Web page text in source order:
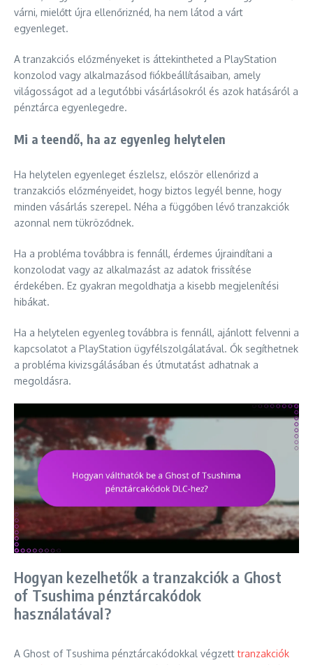
várni, mielőtt újra ellenőriznéd, ha nem látod a várt
egyenleget.
A tranzakciós előzményeket is áttekintheted a PlayStation
konzolod vagy alkalmazásod fiókbeállításaiban, amely
világosságot ad a legutóbbi vásárlásokról és azok hatásáról a
pénztárca egyenlegedre.
Mi a teendő, ha az egyenleg helytelen
Ha helytelen egyenleget észlelsz, először ellenőrizd a
tranzakciós előzményeidet, hogy biztos legyél benne, hogy
minden vásárlás szerepel. Néha a függőben lévő tranzakciók
azonnal nem tükröződnek.
Ha a probléma továbbra is fennáll, érdemes újraindítani a
konzolodat vagy az alkalmazást az adatok frissítése
érdekében. Ez gyakran megoldhatja a kisebb megjelenítési
hibákat.
Ha a helytelen egyenleg továbbra is fennáll, ajánlott felvenni a
kapcsolatot a PlayStation ügyfélszolgálatával. Ők segíthetnek
a probléma kivizsgálásában és útmutatást adhatnak a
megoldásra.
Hogyan kezelhetők a tranzakciók a Ghost
of Tsushima pénztárcakódok
használatával?
A Ghost of Tsushima pénztárcakódokkal végzetttranzakciók